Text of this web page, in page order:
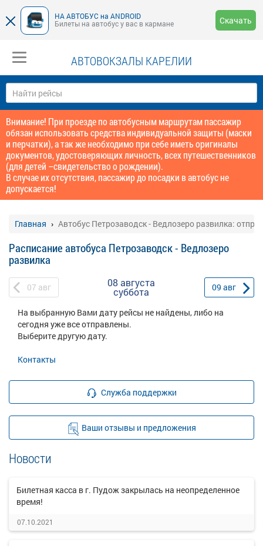
НА АВТОБУС на ANDROID
Билеты на автобус у вас в кармане
Скачать
АВТОВОКЗАЛЫ КАРЕЛИИ
Внимание! При проезде по автобусным маршрутам пассажир
обязан использовать средства индивидуальной защиты (маски
и перчатки), а так же необходимо при себе иметь оригиналы
документов, удостоверяющих личность, всех путешественников
(для детей –свидетельство о рождении).
В случае их отсутствия, пассажир до посадки в автобус не
допускается!
Главная Автобус Петрозаводск - Ведлозеро развилка:
Расписание автобуса Петрозаводск - Ведлозеро
развилка
07 авг 08 августа
суббота 09 авг
На выбранную Вами дату рейсы не найдены, либо на
сегодня уже все отправлены.
Выберите другую дату.
Контакты
Служба поддержки
Ваши отзывы и предложения
Новости
Билетная касса в г. Пудож закрылась на неопределенное
время!
07.10.2021